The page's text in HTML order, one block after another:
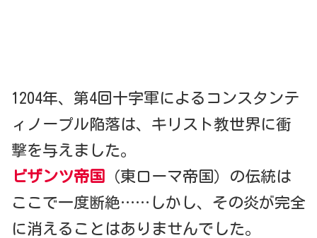
1204年、第4回十字軍によるコンスタンテ
ィノープル陥落は、キリスト教世界に衝
撃を与えました。
ビザンツ帝国
（東ローマ帝国）の伝統は
ここで一度断絶……しかし、その炎が完全
に消えることはありませんでした。